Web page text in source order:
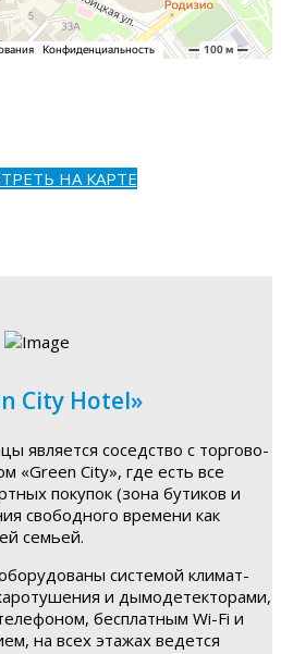
НА КАРТЕ
City Hotel»
является соседство с торгово-
«Green City», где есть все
покупок (зона бутиков и
свободного времени как
семьей.
системой климат-
и дымодетекторами,
бесплатным Wi-Fi и
на всех этажах ведется